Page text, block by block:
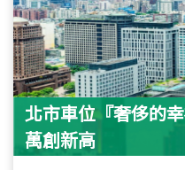
北市車位『奢侈的
萬創新高